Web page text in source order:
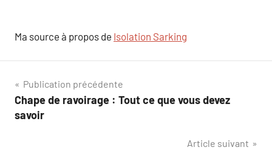
Ma source à propos de Isolation Sarking
Navigation
de
Publication précédente
Chape de ravoirage : Tout ce que vous devez
savoir
Article suivant